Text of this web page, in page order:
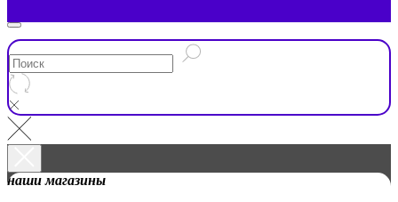
наши магазины